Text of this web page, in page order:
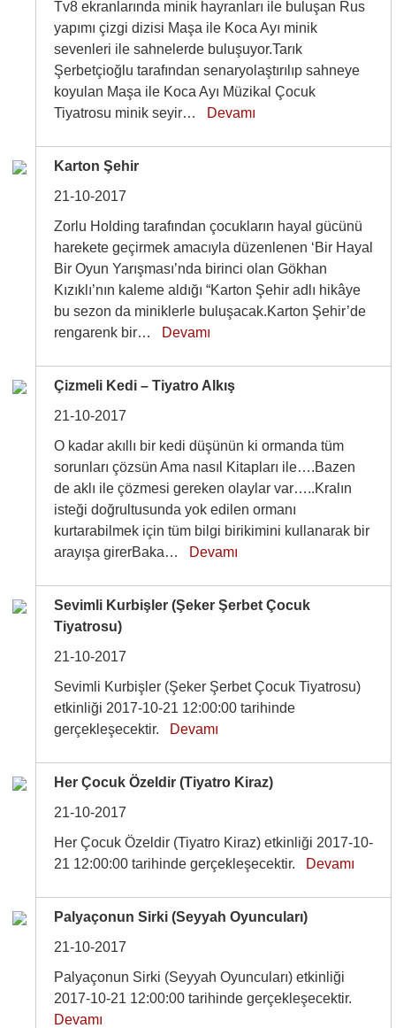
Tv8 ekranlarında minik hayranları ile buluşan Rus
yapımı çizgi dizisi Maşa ile Koca Ayı minik
sevenleri ile sahnelerde buluşuyor.Tarık
Şerbetçioğlu tarafından senaryolaştırılıp sahneye
koyulan Maşa ile Koca Ayı Müzikal Çocuk
Tiyatrosu minik seyir… Devamı
Karton Şehir
21-10-2017
Zorlu Holding tarafından çocukların hayal gücünü
harekete geçirmek amacıyla düzenlenen ‘Bir Hayal
Bir Oyun Yarışması’nda birinci olan Gökhan
Kızıklı’nın kaleme aldığı “Karton Şehir adlı hikâye
bu sezon da miniklerle buluşacak.Karton Şehir’de
rengarenk bir… Devamı
Çizmeli Kedi – Tiyatro Alkış
21-10-2017
O kadar akıllı bir kedi düşünün ki ormanda tüm
sorunları çözsün Ama nasıl Kitapları ile….Bazen
de aklı ile çözmesi gereken olaylar var…..Kralın
isteği doğrultusunda yok edilen ormanı
kurtarabilmek için tüm bilgi birikimini kullanarak bir
arayışa girerBaka… Devamı
Sevimli Kurbişler (Şeker Şerbet Çocuk
Tiyatrosu)
21-10-2017
Sevimli Kurbişler (Şeker Şerbet Çocuk Tiyatrosu)
etkinliği 2017-10-21 12:00:00 tarihinde
gerçekleşecektir. Devamı
Her Çocuk Özeldir (Tiyatro Kiraz)
21-10-2017
Her Çocuk Özeldir (Tiyatro Kiraz) etkinliği 2017-10-
21 12:00:00 tarihinde gerçekleşecektir. Devamı
Palyaçonun Sirki (Seyyah Oyuncuları)
21-10-2017
Palyaçonun Sirki (Seyyah Oyuncuları) etkinliği
2017-10-21 12:00:00 tarihinde gerçekleşecektir.
Devamı